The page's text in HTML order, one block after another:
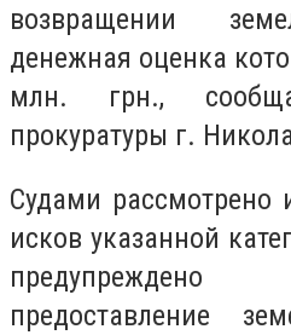
возвращении
денежная оценка
млн. грн.,
прокуратуры г.
Судами рассмотрено
исков указанной
предоставление